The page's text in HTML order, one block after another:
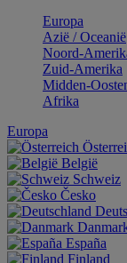
Europa
Aziё / Oceaniё
Noord-
Zuid-Amerika
Midden-
Afrika
Europa
België
Schweiz
Česko
España
Finland